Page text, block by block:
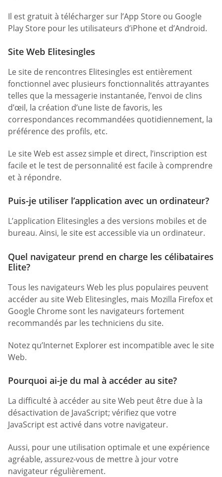
Il est gratuit à télécharger sur l’App Store ou Google
Play Store pour les utilisateurs d’iPhone et d’Android.
Site Web Elitesingles
Le site de rencontres Elitesingles est entièrement
fonctionnel avec plusieurs fonctionnalités attrayantes
telles que la messagerie instantanée, l’envoi de clins
d’œil, la création d’une liste de favoris, les
correspondances recommandées quotidiennement, la
préférence des profils, etc.
Le site Web est assez simple et direct, l’inscription est
facile et le test de personnalité est facile à comprendre
et à répondre.
Puis-je utiliser l’application avec un ordinateur?
L’application Elitesingles a des versions mobiles et de
bureau. Ainsi, le site est accessible via un ordinateur.
Quel navigateur prend en charge les célibataires
Elite?
Tous les navigateurs Web les plus populaires peuvent
accéder au site Web Elitesingles, mais Mozilla Firefox et
Google Chrome sont les navigateurs fortement
recommandés par les techniciens du site.
Notez qu’Internet Explorer est incompatible avec le site
Web.
Pourquoi ai-je du mal à accéder au site?
La difficulté à accéder au site Web peut être due à la
désactivation de JavaScript; vérifiez que votre
JavaScript est activé dans votre navigateur.
Aussi, pour une utilisation optimale et une expérience
agréable, assurez-vous de mettre à jour votre
navigateur régulièrement.